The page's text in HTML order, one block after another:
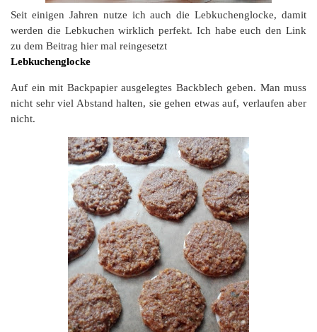
Seit einigen Jahren nutze ich auch die Lebkuchenglocke, damit
werden die Lebkuchen wirklich perfekt. Ich habe euch den Link
zu dem Beitrag hier mal reingesetzt
Lebkuchenglocke
Auf ein mit Backpapier ausgelegtes Backblech geben. Man muss
nicht sehr viel Abstand halten, sie gehen etwas auf, verlaufen aber
nicht.